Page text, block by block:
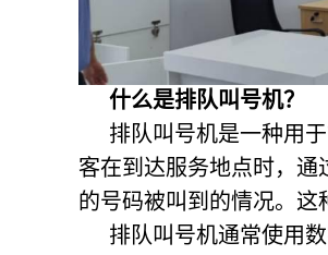
什么是排队叫号机？
排队叫号机是一种用
客在到达服务地点时，
的号码被叫到的情况。这
排队叫号机通常使用